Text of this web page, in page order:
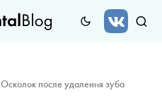
Осколок после удаления зуба